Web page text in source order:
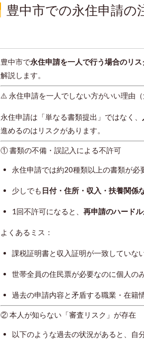
豊中市での永住申請の
豊中市で永住申請を一人で行う場合のリ
解説します。
⚠️ 永住申請を一人でしない方がいい理由（
永住申請は「単なる書類提出」ではなく、
進めるのはリスクがあります。
① 書類の不備・誤記入による不許可
永住申請では約20種類以上の書類が必
少しでも 日付・住所・収入・扶養関係
1回不許可になると、 再申請のハード
よくあるミス：
課税証明書と収入証明が一致していな
世帯全員の住民票が必要なのに個人の
過去の申請内容と矛盾する職業・在籍
② 本人が知らない「審査リスク」が存在
以下のような過去の状況があると、自